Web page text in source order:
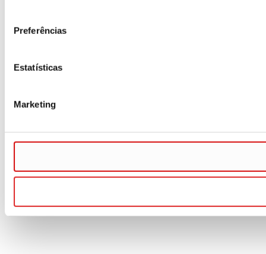
Preferências
Estatísticas
Marketing